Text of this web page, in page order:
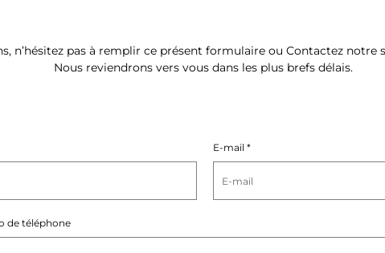
n’hésitez pas à remplir ce présent formulaire ou Contactez notre
Nous reviendrons vers vous dans les plus brefs délais.
E-mail *
de téléphone